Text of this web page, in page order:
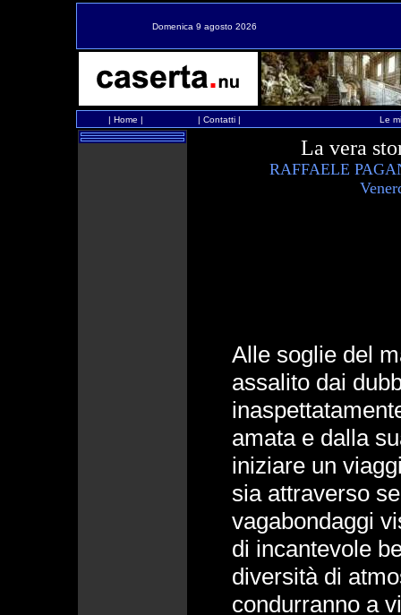
Domenica 9 agosto 2026
| Home | | Contatti| Le
La vera
RAFFAELE
Alle soglie del
assalito dai
amata e dalla
iniziare un
sia attraverso
vagabondaggi
di incantevole
diversità di
condurranno a